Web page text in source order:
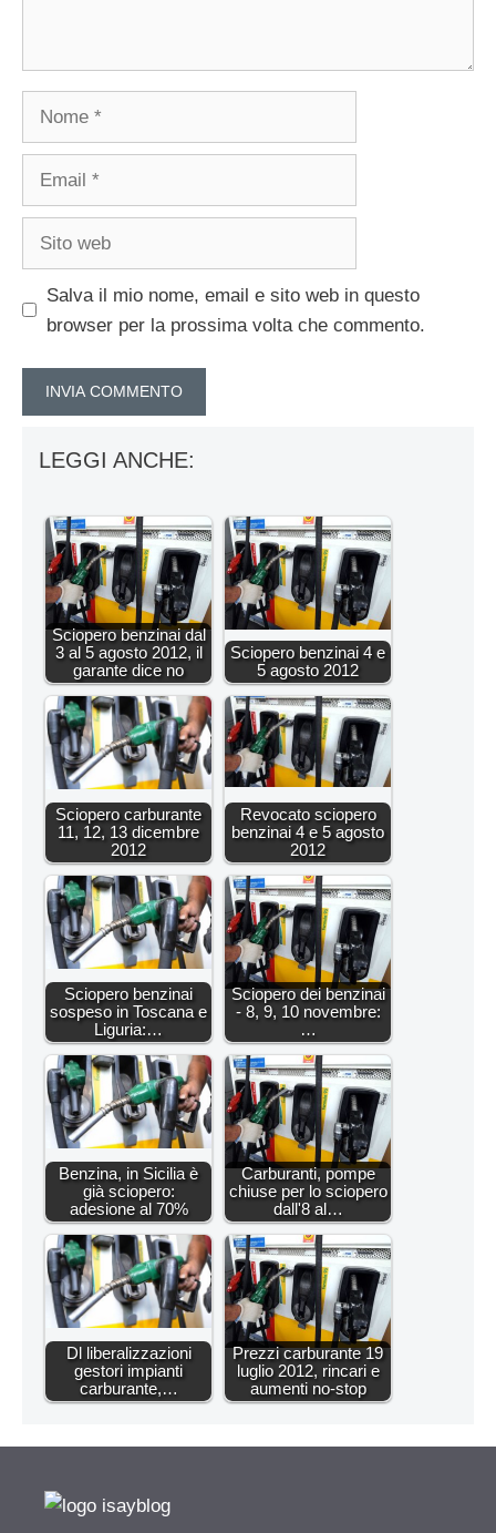
Salva il mio nome, email e sito web in questo
browser per la prossima volta che commento.
LEGGI ANCHE:
Sciopero benzinai dal
3 al 5 agosto 2012, il
garante dice no
Sciopero benzinai 4 e
5 agosto 2012
Sciopero carburante
11, 12, 13 dicembre
2012
Revocato sciopero
benzinai 4 e 5 agosto
2012
Sciopero benzinai
sospeso in Toscana e
Liguria:…
Sciopero dei benzinai
- 8, 9, 10 novembre:
…
Benzina, in Sicilia è
già sciopero:
adesione al 70%
Carburanti, pompe
chiuse per lo sciopero
dall'8 al…
Dl liberalizzazioni
gestori impianti
carburante,…
Prezzi carburante 19
luglio 2012, rincari e
aumenti no-stop